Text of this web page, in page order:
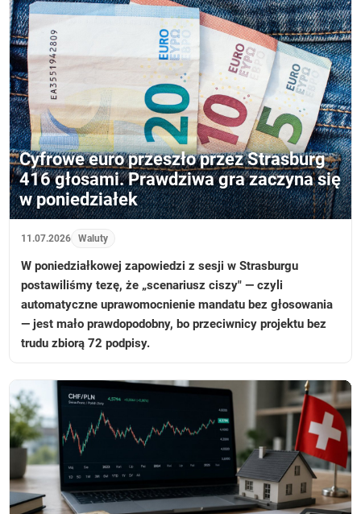
Cyfrowe euro przeszło przez Strasburg
416 głosami. Prawdziwa gra zaczyna się
w poniedziałek
11.07.2026 Waluty
W poniedziałkowej zapowiedzi z sesji w Strasburgu
postawiliśmy tezę, że „scenariusz ciszy" — czyli
automatyczne uprawomocnienie mandatu bez głosowania
— jest mało prawdopodobny, bo przeciwnicy projektu bez
trudu zbiorą 72 podpisy.